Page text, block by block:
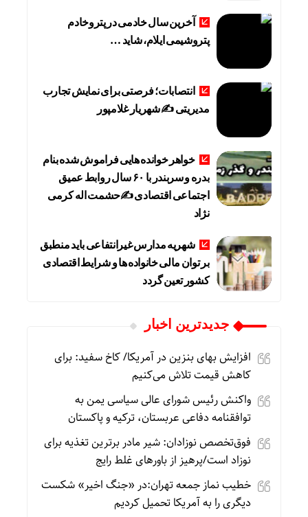
آخرین سال خادمی در پتروخادم
پتروشیمی ایلام، شاید …
انتصابات؛ فرصتی برای نمایش تجارب
مدیریتی ✍ شهریار غلامپور
خواهر خوانده هایی فراموش شده بنام
بدره و سربندر با ۶۰ سال روابط عمیق
اجتماعی اقتصادی ✍حشمت اله کرمی
نژاد
شهریه مدارس غیرانتفاعی باید منطبق
بر توان مالی خانواده ها و شرایط اقتصادی
کشور تعین گردد
جديدترين اخبار
افزایش بهای بنزین در آمریکا/ کاخ سفید: برای
کاهش قیمت تلاش می‌کنیم
واکنش رئیس شورای عالی سیاسی یمن به
توافقنامه دفاعی عربستان، ترکیه و پاکستان
فوق‌تخصص نوزادان: شیر مادر برترین تغذیه برای
نوزاد است/پرهیز از باورهای غلط رایج
خطیب نماز جمعه تهران:در «جنگ اخیر» شکست
دیگری را به آمریکا تحمیل کردیم